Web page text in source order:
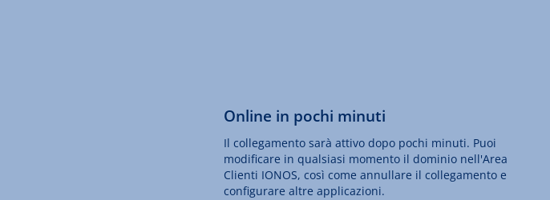
Online in pochi minuti
Il collegamento sarà attivo dopo pochi minuti. Puoi
modificare in qualsiasi momento il dominio nell'Area
Clienti IONOS, così come annullare il collegamento e
configurare altre applicazioni.